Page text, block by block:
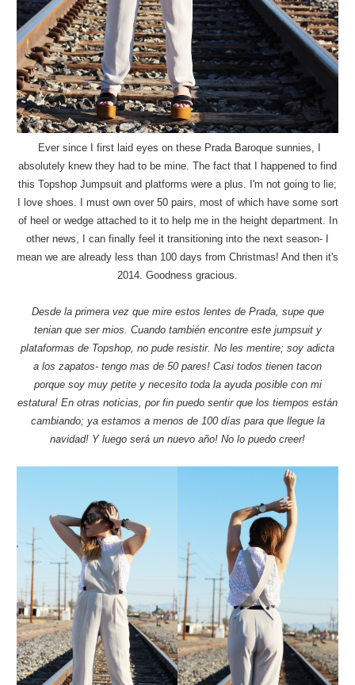
Ever since I first laid eyes on these Prada Baroque sunnies, I
absolutely knew they had to be mine. The fact that I happened to find
this Topshop Jumpsuit and platforms were a plus. I'm not going to lie;
I love shoes. I must own over 50 pairs, most of which have some sort
of heel or wedge attached to it to help me in the height department. In
other news, I can finally feel it transitioning into the next season- I
mean we are already less than 100 days from Christmas! And then it's
2014. Goodness gracious.
Desde la primera vez que mire estos lentes de Prada, supe que
tenian que ser mios. Cuando también encontre este jumpsuit y
plataformas de Topshop, no pude resistir. No les mentire; soy adicta
a los zapatos- tengo mas de 50 pares! Casi todos tienen tacon
porque soy muy petite y necesito toda la ayuda posible con mi
estatura! En otras noticias, por fin puedo sentir que los tiempos están
cambiando; ya estamos a menos de 100 días para que llegue la
navidad! Y luego será un nuevo año! No lo puedo creer!